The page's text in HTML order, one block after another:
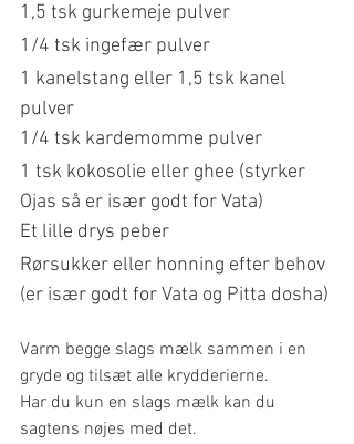
1,5 tsk gurkemeje pulver
1/4 tsk ingefær pulver
1 kanelstang eller 1,5 tsk kanel
pulver
1/4 tsk kardemomme pulver
1 tsk kokosolie eller ghee (styrker
Ojas så er især godt for Vata)
Et lille drys peber
Rørsukker eller honning efter behov
(er især godt for Vata og Pitta dosha)
Varm begge slags mælk sammen i en
gryde og tilsæt alle krydderierne.
Har du kun en slags mælk kan du
sagtens nøjes med det.